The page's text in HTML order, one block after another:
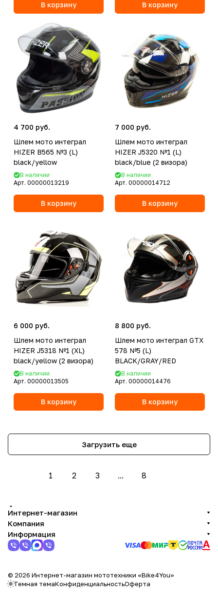
В корзину В корзину
4 700 руб.
Шлем мото интеграл
HIZER B565 №3 (L)
black/yellow
В наличии
Арт. 00000013219
В корзину
7 000 руб.
Шлем мото интеграл
HIZER J5320 №1 (L)
black/blue (2 визора)
В наличии
Арт. 00000014712
В корзину
6 000 руб.
Шлем мото интеграл
HIZER J5318 №1 (XL)
black/yellow (2 визора)
В наличии
Арт. 00000013505
В корзину
8 800 руб.
Шлем мото интеграл GTX
578 №5 (L)
BLACK/GRAY/RED
В наличии
Арт. 00000014476
В корзину
Загрузить еще
1 2 3 ... 8
Интернет-магазин
Компания
Информация
© 2026 Интернет-магазин мототехники «Bike4You»
Темная темаКонфиденциальностьОферта